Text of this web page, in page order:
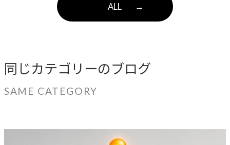
ALL →
同じカテゴリーのブログ
SAME CATEGORY